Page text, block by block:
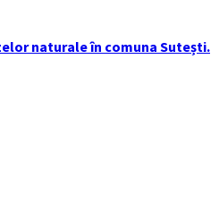
naturale în comuna Sutești.